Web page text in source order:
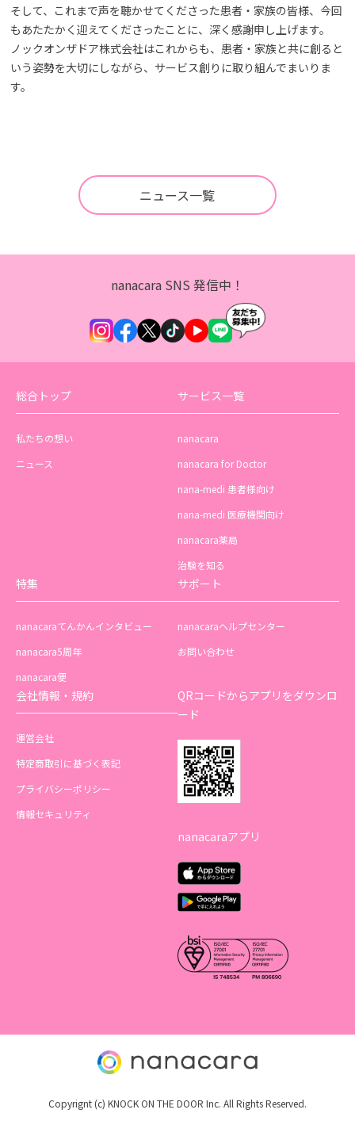
そして、これまで声を聴かせてくださった患者・家族の皆様、今回
もあたたかく迎えてくださったことに、深く感謝申し上げます。
ノックオンザドア株式会社はこれからも、患者・家族と共に創ると
いう姿勢を大切にしながら、サービス創りに取り組んでまいりま
す。
ニュース一覧
nanacara SNS 発信中！
総合トップ
私たちの想い
ニュース
サービス一覧
nanacara
nanacara for Doctor
nana-medi 患者様向け
nana-medi 医療機関向け
nanacara薬局
治験を知る
特集
nanacaraてんかんインタビュー
nanacara5周年
nanacara便
サポート
nanacaraヘルプセンター
お問い合わせ
会社情報・規約
運営会社
特定商取引に基づく表記
プライバシーポリシー
情報セキュリティ
QRコードからアプリをダウンロ
ード
nanacaraアプリ
Copyrignt (c) KNOCK ON THE DOOR Inc. All Rights Reserved.